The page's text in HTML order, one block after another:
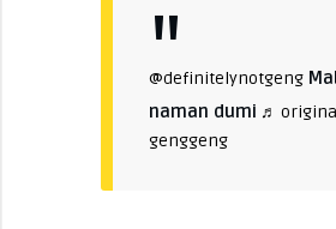
@definitelynotgeng
naman dumi ♬
genggeng